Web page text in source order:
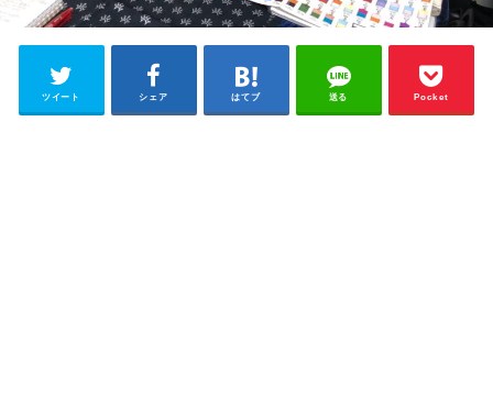
ツイート シェア はてブ 送る Pocket